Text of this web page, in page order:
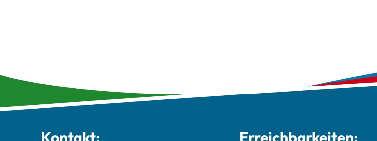
Kontakt: Erreichbarkeiten: